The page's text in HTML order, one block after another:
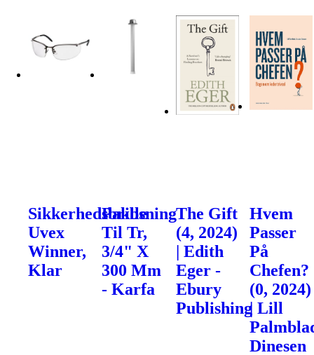
Sikkerhedsbrille
Uvex
Winner,
Klar
Pakbsning
Til Tr,
3/4" X
300 Mm
- Karfa
The Gift
(4, 2024)
| Edith
Eger -
Ebury
Publishing
Hvem
Passer
På
Chefen?
(0, 2024)
| Lill
Dinesen